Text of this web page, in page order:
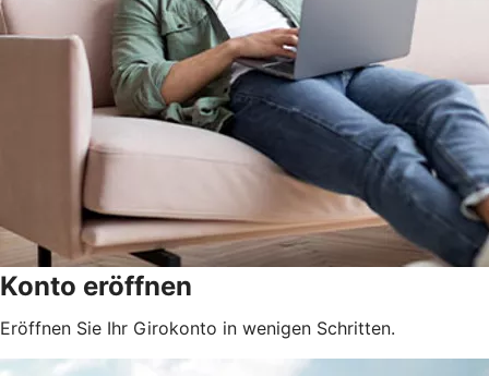
Konto eröffnen
Eröffnen Sie Ihr Girokonto in wenigen Schritten.